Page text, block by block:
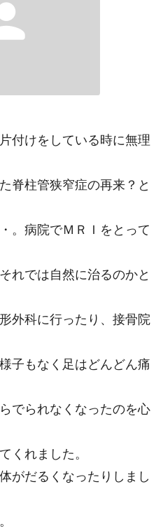
付けをしている時に無理
脊柱管狭窄症の再来？と
。病院でＭＲＩをとって
れでは自然に治るのかと
外科に行ったり、接骨院
子もなく足はどんどん痛
でられなくなったのを心
くれました。
がだるくなったりしまし